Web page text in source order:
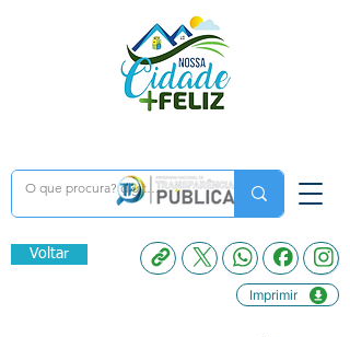
Voltar
Imprimir